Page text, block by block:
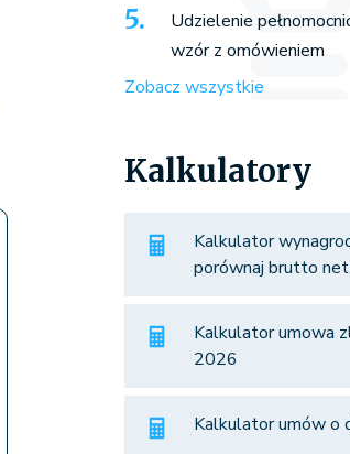
Udzielenie
wzór z omówieniem
Zobacz wszystkie
Kalkulatory
Kalkulator
porównaj brutto
Kalkulator umowa
2026
Kalkulator umów o